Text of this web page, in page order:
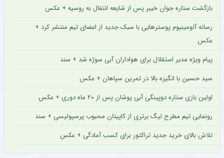
بازگشت ستاره جوان خیبر پس از شایعه انتقال به روسیه + عکس
رسانه آلومینیوم پوسترهایی با سبک جدید از اعضای تیم منتشر کرد +
عکس
پیام ویژه مدیر استقلال برای هواداران آبی سوژه شد + سند
سید حسین با انگیزه بالا در تمرین سپاهان + عکس
اولین بازی ستاره دوپینگی آبی پوشان پس از ۲۰ ماه دوری + عکس
رونمایی تیم مطرح لیگ برتری از کاپیتان محبوب پرسپولیسی + سند
تلاش بالای خرید جدید تراکتور برای کسب آمادگی + عکس